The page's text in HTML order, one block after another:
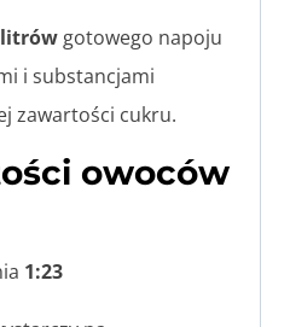
litrów gotowego napoju
i substancjami
zawartości cukru.
owoców
1:23